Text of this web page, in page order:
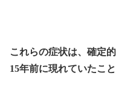
これらの症状は、確定
15年前に現れていたこ